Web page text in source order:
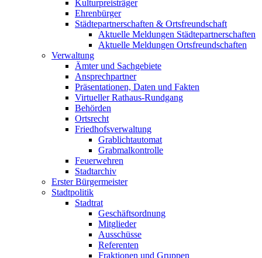
Kulturpreisträger
Ehrenbürger
Städtepartnerschaften & Ortsfreundschaft
Aktuelle Meldungen Städtepartnerschaften
Aktuelle Meldungen Ortsfreundschaften
Verwaltung
Ämter und Sachgebiete
Ansprechpartner
Präsentationen, Daten und Fakten
Virtueller Rathaus-Rundgang
Behörden
Ortsrecht
Friedhofsverwaltung
Grablichtautomat
Grabmalkontrolle
Feuerwehren
Stadtarchiv
Erster Bürgermeister
Stadtpolitik
Stadtrat
Geschäftsordnung
Mitglieder
Ausschüsse
Referenten
Fraktionen und Gruppen